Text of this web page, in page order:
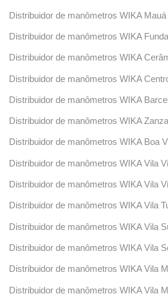
Distribuidor de manômetros WIKA Mauá
Distribuidor de manômetros WIKA
Distribuidor de manômetros WIKA
Distribuidor de manômetros WIKA
Distribuidor de manômetros WIKA
Distribuidor de manômetros WIKA
Distribuidor de manômetros WIKA Boa
Distribuidor de manômetros WIKA Vila
Distribuidor de manômetros WIKA Vila
Distribuidor de manômetros WIKA Vila
Distribuidor de manômetros WIKA Vila
Distribuidor de manômetros WIKA Vila
Distribuidor de manômetros WIKA Vila
Distribuidor de manômetros WIKA Vila